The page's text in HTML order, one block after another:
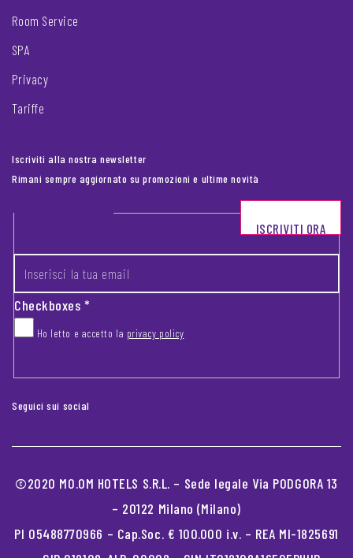
Room Service
SPA
Privacy
Tariffe
Iscriviti alla nostra newsletter
Rimani sempre aggiornato su promozioni e ultime novità
Footer newsletter
Checkboxes*
Ho letto e accetto la privacy policy
ISCRIVITI ORA
Seguici sui social
©2020 MO.OM HOTELS S.R.L. – Sede legale Via PODGORA 13
– 20122 Milano (Milano)
PI 05488770966 – Cap.Soc. € 100.000 i.v. – REA MI-1825691